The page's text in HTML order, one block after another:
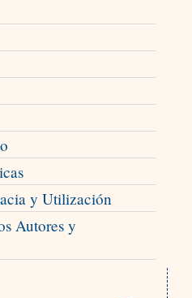
y Utilización
Autores y